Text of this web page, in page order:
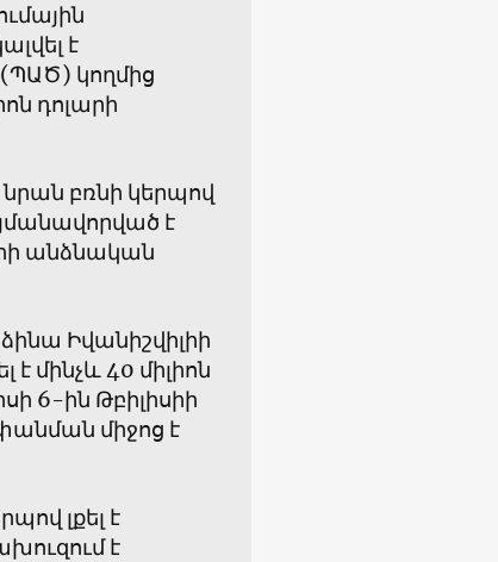
է
կողմից
դոլարի
բռնի կերպով
է
անձնական
Իվանիշվիլիի
մինչև 40 միլիոն
6-ին Թբիլիսիի
միջոց է
լքել է
է